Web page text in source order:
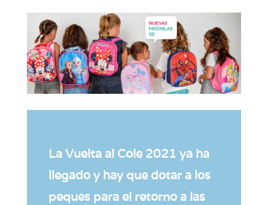
La Vuelta al Cole 2021 ya ha
llegado y hay que dotar a los
peques para el retorno a las